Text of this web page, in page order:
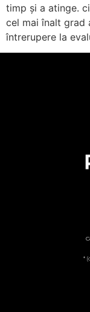
timp și a atinge.
cel mai înalt grad
întrerupere la
*